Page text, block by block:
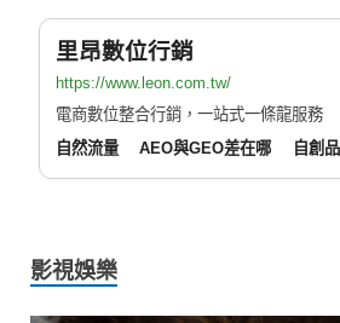
里昂數位行銷
https://www.leon.com.tw/
電商數位整合行銷，一站式一條龍服務
自然流量
AEO與GEO差在哪 自創
影視娛樂